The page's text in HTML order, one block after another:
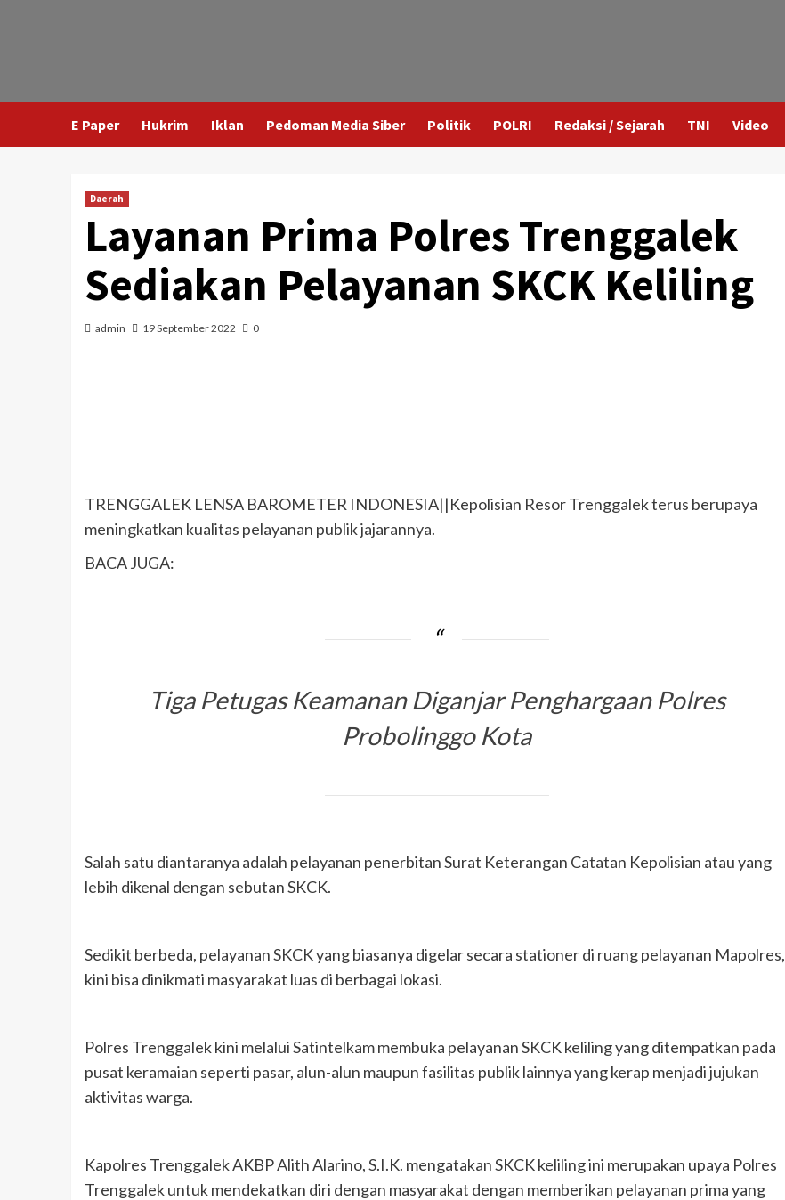
E Paper Hukrim Iklan Pedoman Media Siber Politik POLRI Redaksi / Sejarah TNI Video
Daerah
Layanan Prima Polres Trenggalek
Sediakan Pelayanan SKCK Keliling
admin 19 September 2022 0
TRENGGALEK LENSA BAROMETER INDONESIA||Kepolisian Resor Trenggalek terus berupaya
meningkatkan kualitas pelayanan publik jajarannya.
BACA JUGA:
Tiga Petugas Keamanan Diganjar Penghargaan Polres
Probolinggo Kota
Salah satu diantaranya adalah pelayanan penerbitan Surat Keterangan Catatan Kepolisian atau yang
lebih dikenal dengan sebutan SKCK.
Sedikit berbeda, pelayanan SKCK yang biasanya digelar secara stationer di ruang pelayanan Mapolres,
kini bisa dinikmati masyarakat luas di berbagai lokasi.
Polres Trenggalek kini melalui Satintelkam membuka pelayanan SKCK keliling yang ditempatkan pada
pusat keramaian seperti pasar, alun-alun maupun fasilitas publik lainnya yang kerap menjadi jujukan
aktivitas warga.
Kapolres Trenggalek AKBP Alith Alarino, S.I.K. mengatakan SKCK keliling ini merupakan upaya Polres
Trenggalek untuk mendekatkan diri dengan masyarakat dengan memberikan pelayanan prima yang